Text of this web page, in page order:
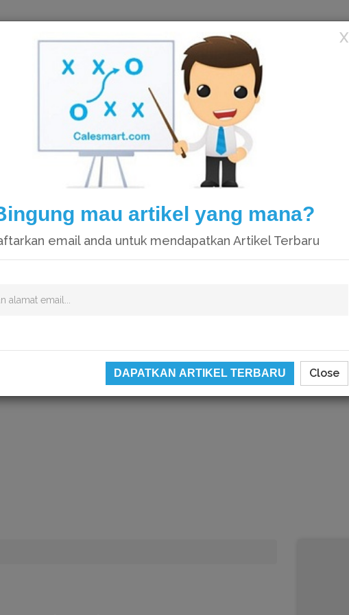
Video catatan kami di Youtube
X
mau artikel yang mana?
email anda untuk mendapatkan Artikel Terbaru
DAPATKAN ARTIKEL TERBARU Close